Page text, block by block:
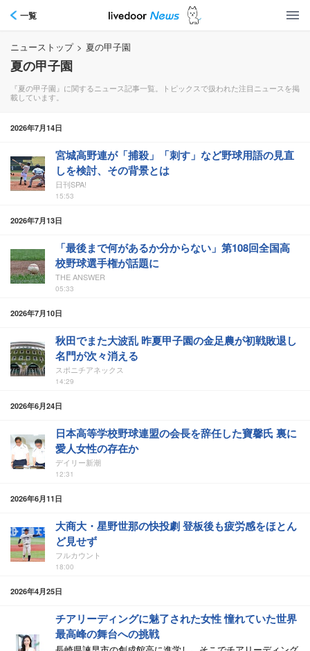
一覧
ニューストップ > 夏の甲子園
夏の甲子園
『夏の甲子園』に関するニュース記事一覧。トピックスで扱われた注目ニュースを掲
載しています。
2026年7月14日
宮城高野連が「捕殺」「刺す」など野球用語の見直
しを検討、その背景とは
日刊SPA!
15:53
2026年7月13日
「最後まで何があるか分からない」第108回全国高
校野球選手権が話題に
THE ANSWER
05:33
2026年7月10日
秋田でまた大波乱 昨夏甲子園の金足農が初戦敗退し
名門が次々消える
スポニチアネックス
14:29
2026年6月24日
日本高等学校野球連盟の会長を辞任した寶馨氏 裏に
愛人女性の存在か
デイリー新潮
12:31
2026年6月11日
大商大・星野世那の快投劇 登板後も疲労感をほとん
ど見せず
フルカウント
18:00
2026年4月25日
チアリーディングに魅了された女性 憧れていた世界
最高峰の舞台への挑戦